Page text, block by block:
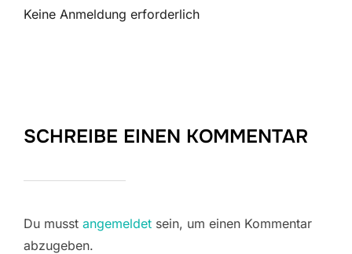
Keine Anmeldung erforderlich
SCHREIBE EINEN KOMMENTAR
Du musst angemeldet sein, um einen Kommentar
abzugeben.